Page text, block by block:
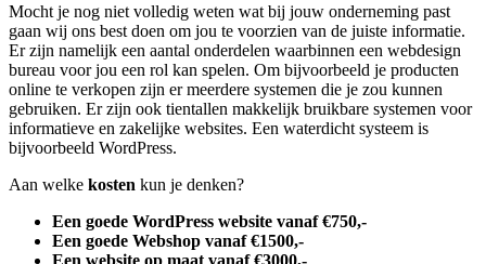
Mocht je nog niet volledig weten wat bij jouw onderneming past
gaan wij ons best doen om jou te voorzien van de juiste informatie.
Er zijn namelijk een aantal onderdelen waarbinnen een webdesign
bureau voor jou een rol kan spelen. Om bijvoorbeeld je producten
online te verkopen zijn er meerdere systemen die je zou kunnen
gebruiken. Er zijn ook tientallen makkelijk bruikbare systemen voor
informatieve en zakelijke websites. Een waterdicht systeem is
bijvoorbeeld WordPress.
Aan welke kosten kun je denken?
Een goede WordPress website vanaf €750,-
Een goede Webshop vanaf €1500,-
Een website op maat vanaf €3000,-